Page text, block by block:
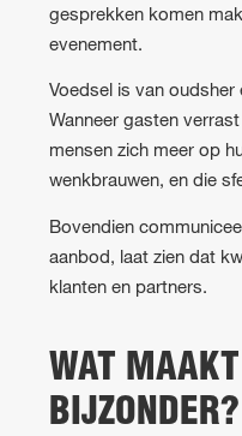
gesprekken komen
evenement.
Voedsel is van
Wanneer gasten
mensen zich meer op
wenkbrauwen, en die
Bovendien
aanbod, laat zien dat
klanten en partners.
WAT
BIJZONDER?